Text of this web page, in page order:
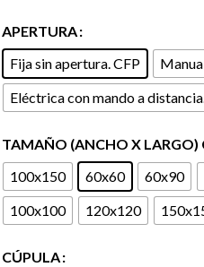
APERTURA
Fija sin apertura. CFP
Eléctrica con mando a
TAMAÑO (ANCHO X LARGO)
100x150
60x60 60x90
100x100
120x120
CÚPULA